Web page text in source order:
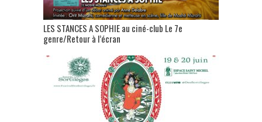
LES STANCES A SOPHIE au ciné-club Le 7e
genre/Retour à l’écran